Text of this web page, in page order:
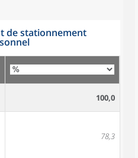
de stationnement
100,0
78,3